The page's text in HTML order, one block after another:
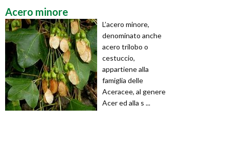
Acero minore
L’acero minore,
denominato anche
acero trilobo o
cestuccio,
appartiene alla
famiglia delle
Aceracee, al genere
Acer ed alla s ...